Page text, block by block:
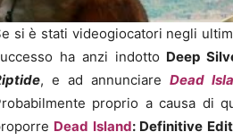
si è stati videogiocatori negli
ha anzi indotto Deep
, e ad annunciareDead
proprio a causa di
Dead Island: Definitive